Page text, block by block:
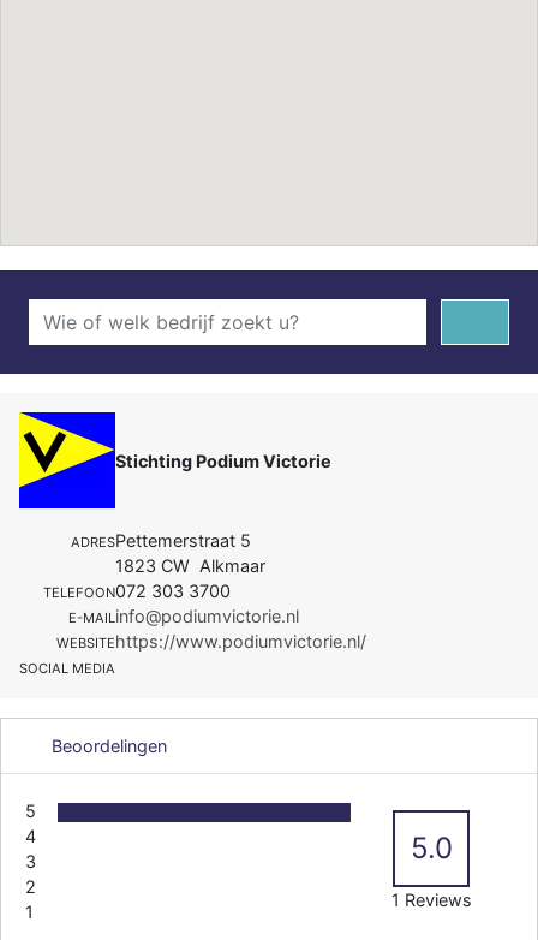
Stichting Podium Victorie
ADRESPettemerstraat 5
1823 CW Alkmaar
TELEFOON072 303 3700
E-MAILinfo@podiumvictorie.nl
WEBSITEhttps://www.podiumvictorie.nl/
SOCIAL MEDIA
Beoordelingen
5
4
3
2
1
5.0
1 Reviews